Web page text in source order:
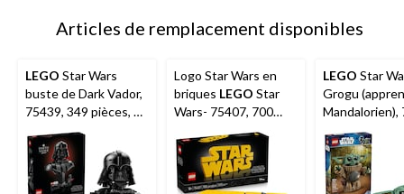
Articles de remplacement disponibles
LEGO Star Wars
buste de Dark Vador,
75439, 349 pièces, 18
ans et plus
Logo Star Wars en
briques LEGO Star
Wars- 75407, 700
pièces, 18 ans et plus
LEGO Star
Grogu
Mandalorien),
1200 pièces,
et plus